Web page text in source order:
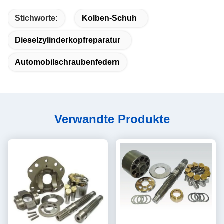
Stichworte: Kolben-Schuh
Dieselzylinderkopfreparatur
Automobilschraubenfedern
Verwandte Produkte